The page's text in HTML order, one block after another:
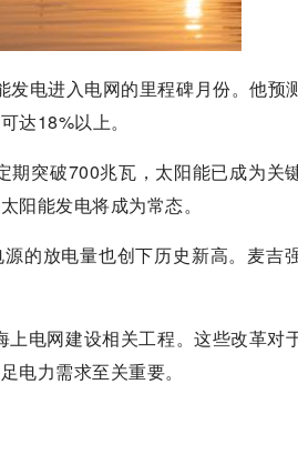
电进入电网的里程碑月份。他预
达18%以上。
期突破700兆瓦，太阳能已成为关
阳能发电将成为常态。
的放电量也创下历史新高。麦吉
电网建设相关工程。这些改革对
电力需求至关重要。